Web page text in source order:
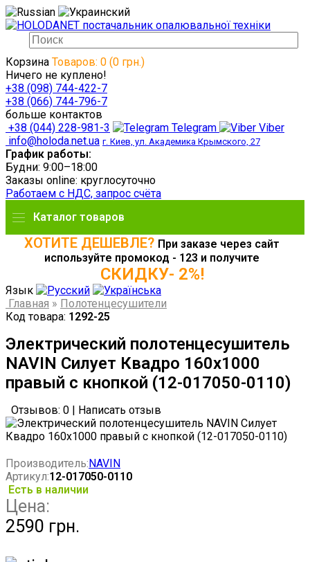
Корзина Товаров: 0 (0 грн.)
Ничего не куплено!
+38 (098) 744-422-7
+38 (066) 744-796-7
больше контактов
+38 (044) 228-981-3
Telegram
Viber
info@holoda.net.ua г. Киев, ул. Академика Крымского, 27
График работы:
Будни: 9:00–18:00
Заказы online: круглосуточно
Работаем с НДС, запрос счёта
Каталог товаров
ХОТИТЕ ДЕШЕВЛЕ? При заказе через сайт
используйте промокод - 123 и получите
СКИДКУ- 2%!
Язык
Главная » Полотенцесушители
Код товара: 1292-25
Электрический полотенцесушитель
NAVIN Силует Квадро 160х1000
правый с кнопкой (12-017050-0110)
Отзывов: 0 Написать отзыв
Производитель: NAVIN
Артикул:12-017050-0110
Есть в наличии
Цена:
2590 грн.